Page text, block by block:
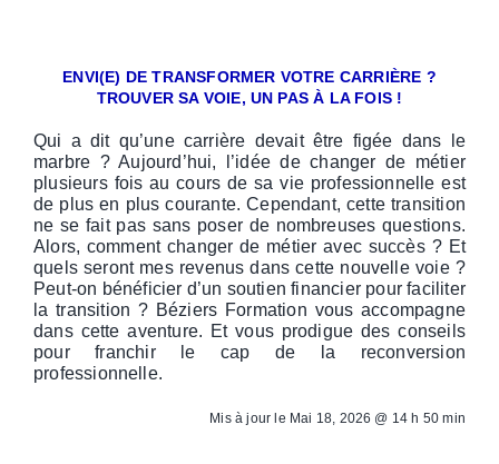
ENVI(E) DE TRANSFORMER VOTRE CARRIÈRE ?
TROUVER SA VOIE, UN PAS À LA FOIS !
Qui a dit qu’une carrière devait être figée dans le
marbre ? Aujourd’hui, l’idée de changer de métier
plusieurs fois au cours de sa vie professionnelle est
de plus en plus courante. Cependant, cette transition
ne se fait pas sans poser de nombreuses questions.
Alors, comment changer de métier avec succès ? Et
quels seront mes revenus dans cette nouvelle voie ?
Peut-on bénéficier d’un soutien financier pour faciliter
la transition ? Béziers Formation vous accompagne
dans cette aventure. Et vous prodigue des conseils
pour franchir le cap de la reconversion
professionnelle.
Mis à jour le Mai 18, 2026 @ 14 h 50 min